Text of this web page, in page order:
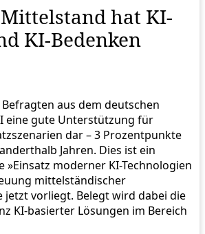
hat KI-
KI-Bedenken
aus dem deutschen
eine gute Unterstützung für
dar – 3 Prozentpunkte
Jahren. Dies ist ein
»Einsatz moderner KI-Technologien
mittelständischer
jetzt vorliegt. Belegt wird dabei die
KI-basierter Lösungen im Bereich